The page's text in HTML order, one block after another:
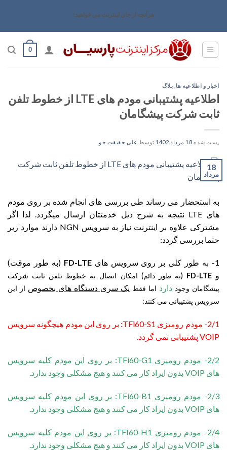
محتوا
هرآنچه از جان اینترنت می خواهید!
0
اخبار و اطلاعیه ها بلاگ
اطلاعیه پشتیبانی مودم های LTE از خطوط تلفن
ثابت شرکت پیشگامان
پست شده 18 مرداد 1402 توسط علی حقیقت جو
18
مرداد
به استحضار می رساند طی بررسی های انجام شده بر روی مودم
های LTE نتیجه به شرح ذیل خدمتتان ارسال میگردد. لذا اگر
مشترکی علاوه بر اینترنت نیاز به سرویس NGN دارند موارد زیر
حتما بررسی گردد:
1- به طور کلی بر روی سرویس های FD-LTE (به طور موقت)
و FD-LTE (به طور دائم) امکان اتصال به خطوط تلفن ثابت شرکت
پیشگامان وجود دارد اما فقط یک سری دستگاه های بخصوص از این
سرویس پشتیبانی می کنند:
2/1- مودم رومیزی TFi60-S1: بر روی این مودم هیچگونه سرویس
VOIP پشتیبانی نمی گردد.
2/2- مودم رومیزی TFi60-G1: بر روی این مودم کلیه سرویس
های VOIP بدون ایراد کار می کنند و هیج مشکلی وجود ندارد.
2/3- مودم رومیزی TFi60-B1: بر روی این مودم کلیه سرویس
های VOIP بدون ایراد کار می کنند و هیج مشکلی وجود ندارد.
2/4- مودم رومیزی TFI60-H1: بر روی این مودم کلیه سرویس
های VOIP بدون ایراد کار می کنند و هیج مشکلی وجود ندارد.